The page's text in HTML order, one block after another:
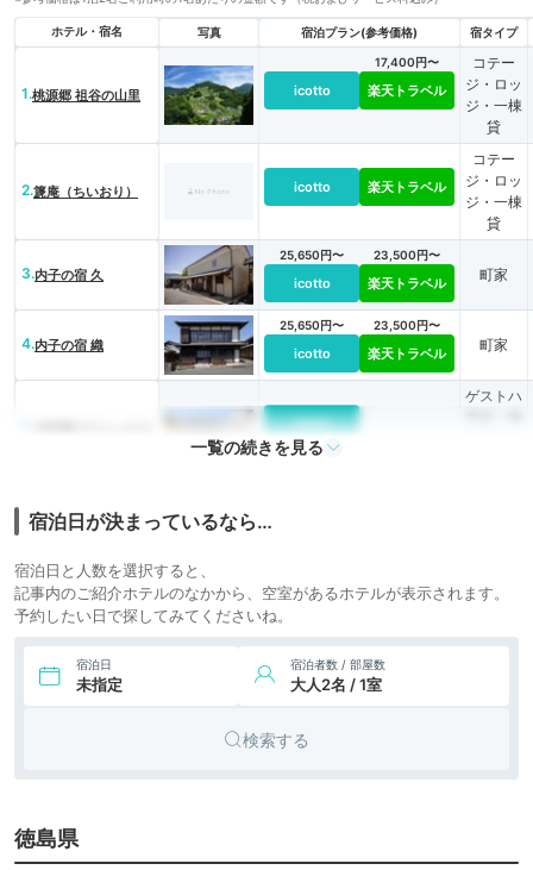
ホテル・宿名 写真 宿泊プラン(参考価格) 宿タイプ
1.桃源郷 祖谷の山里 icotto
17,400円〜
楽天トラベル
コテー
ジ・ロッ
ジ・一棟
貸
2.篪庵（ちいおり） icotto 楽天トラベル
コテー
ジ・ロッ
ジ・一棟
貸
3.内子の宿 久
25,650円〜
icotto
23,500円〜
楽天トラベル 町家
4.内子の宿 織
25,650円〜
icotto
23,500円〜
楽天トラベル 町家
icotto
ゲストハ
6.お山の宿 みちつじ
一覧の続きを見る
宿泊日が決まっているなら…
宿泊日と人数を選択すると、
記事内のご紹介ホテルのなかから、空室があるホテルが表示されます。
予約したい日で探してみてくださいね。
宿泊日
未指定
宿泊者数 / 部屋数
大人2名 / 1室
検索する
徳島県